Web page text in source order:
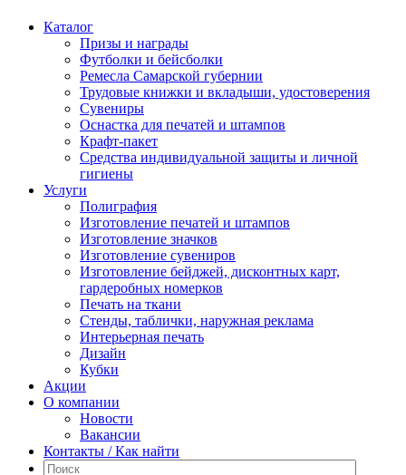
Каталог
Призы и награды
Футболки и бейсболки
Ремесла Самарской губернии
Трудовые книжки и вкладыши, удостоверения
Сувениры
Оснастка для печатей и штампов
Крафт-пакет
Средства индивидуальной защиты и личной
гигиены
Услуги
Полиграфия
Изготовление печатей и штампов
Изготовление значков
Изготовление сувениров
Изготовление бейджей, дисконтных карт,
гардеробных номерков
Печать на ткани
Стенды, таблички, наружная реклама
Интерьерная печать
Дизайн
Кубки
Акции
О компании
Новости
Вакансии
Контакты / Как найти